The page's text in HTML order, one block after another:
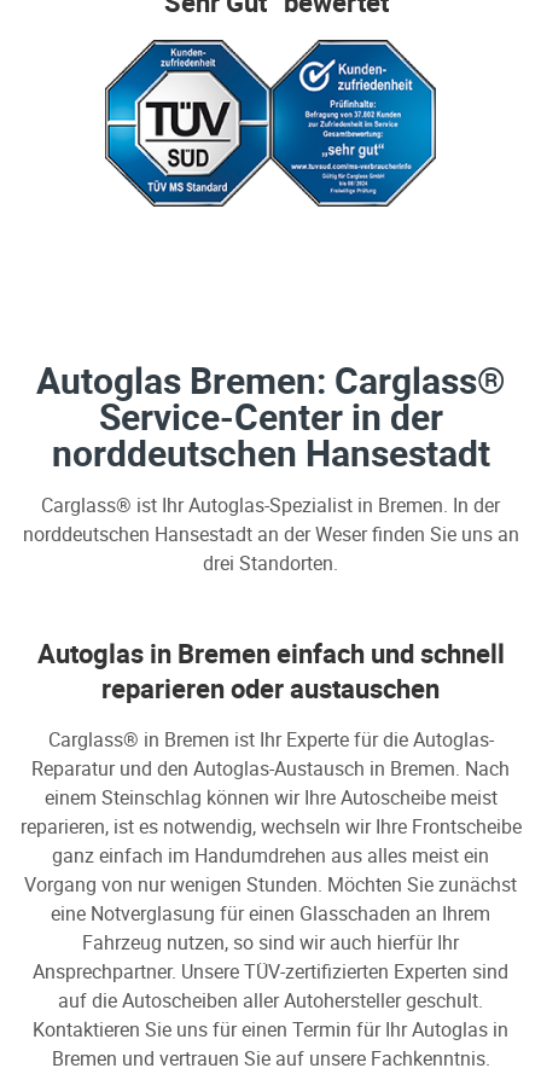
Autoglas Bremen: Carglass®
Service-Center in der
norddeutschen Hansestadt
Carglass® ist Ihr Autoglas-Spezialist in Bremen. In der
norddeutschen Hansestadt an der Weser finden Sie uns an
drei Standorten.
Autoglas in Bremen einfach und schnell
reparieren oder austauschen
Carglass® in Bremen ist Ihr Experte für die Autoglas-
Reparatur und den Autoglas-Austausch in Bremen. Nach
einem Steinschlag können wir Ihre Autoscheibe meist
reparieren, ist es notwendig, wechseln wir Ihre Frontscheibe
ganz einfach im Handumdrehen aus alles meist ein
Vorgang von nur wenigen Stunden. Möchten Sie zunächst
eine Notverglasung für einen Glasschaden an Ihrem
Fahrzeug nutzen, so sind wir auch hierfür Ihr
Ansprechpartner. Unsere TÜV-zertifizierten Experten sind
auf die Autoscheiben aller Autohersteller geschult.
Kontaktieren Sie uns für einen Termin für Ihr Autoglas in
Bremen und vertrauen Sie auf unsere Fachkenntnis.